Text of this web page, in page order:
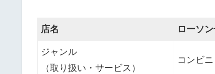
店名 ローソ
ジャンル
（取り扱い・サービス）
コンビニ